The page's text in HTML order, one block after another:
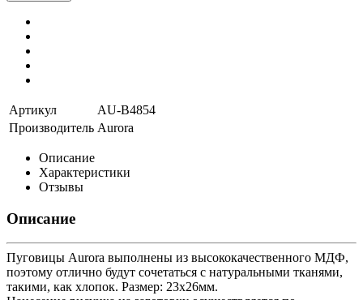
Артикул
AU-B4854
Производитель Aurora
Описание
Характеристики
Отзывы
Описание
Пуговицы Aurora выполнены из высококачественного МДФ,
поэтому отлично будут сочетаться с натуральными тканями,
такими, как хлопок. Размер: 23x26мм.